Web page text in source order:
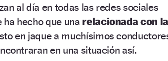
al día en todas las redes sociales
hecho que una relacionada con la
en jaque a muchísimos
en una situación así.